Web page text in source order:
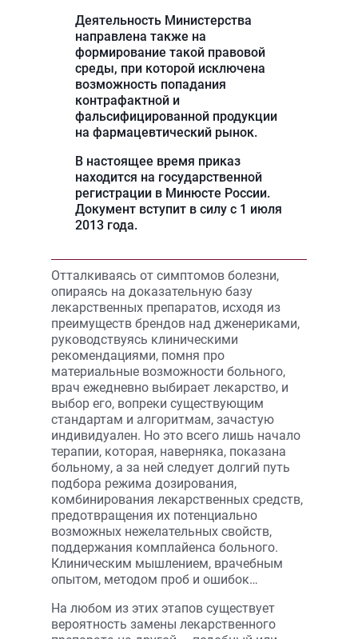
Деятельность Министерства
направлена также на
формирование такой правовой
среды, при которой исключена
возможность попадания
контрафактной и
фальсифицированной продукции
на фармацевтический рынок.
В настоящее время приказ
находится на государственной
регистрации в Минюсте России.
Документ вступит в силу с 1 июля
2013 года.
Отталкиваясь от симптомов болезни,
опираясь на доказательную базу
лекарственных препаратов, исходя из
преимуществ брендов над дженериками,
руководствуясь клиническими
рекомендациями, помня про
материальные возможности больного,
врач ежедневно выбирает лекарство, и
выбор его, вопреки существующим
стандартам и алгоритмам, зачастую
индивидуален. Но это всего лишь начало
терапии, которая, наверняка, показана
больному, а за ней следует долгий путь
подбора режима дозирования,
комбинирования лекарственных средств,
предотвращения их потенциально
возможных нежелательных свойств,
поддержания комплайенса больного.
Клиническим мышлением, врачебным
опытом, методом проб и ошибок…
На любом из этих этапов существует
вероятность замены лекарственного